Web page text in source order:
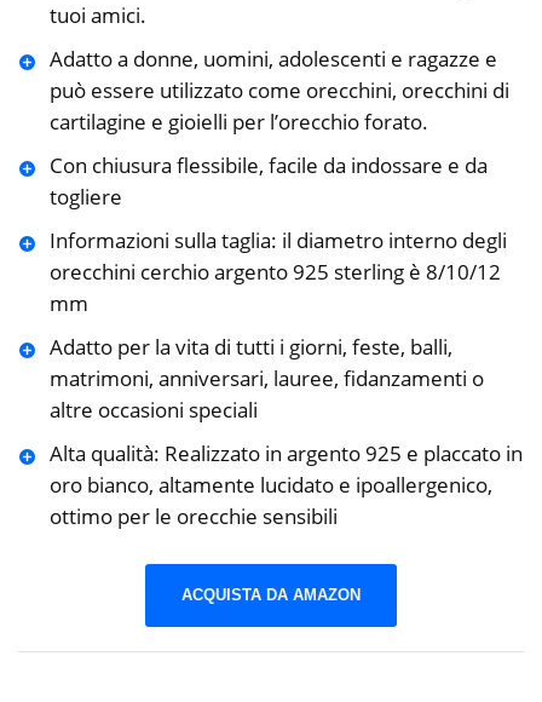
tuoi amici.
Adatto a donne, uomini, adolescenti e ragazze e
può essere utilizzato come orecchini, orecchini di
cartilagine e gioielli per l’orecchio forato.
Con chiusura flessibile, facile da indossare e da
togliere
Informazioni sulla taglia: il diametro interno degli
orecchini cerchio argento 925 sterling è 8/10/12
mm
Adatto per la vita di tutti i giorni, feste, balli,
matrimoni, anniversari, lauree, fidanzamenti o
altre occasioni speciali
Alta qualità: Realizzato in argento 925 e placcato in
oro bianco, altamente lucidato e ipoallergenico,
ottimo per le orecchie sensibili
ACQUISTA DA AMAZON